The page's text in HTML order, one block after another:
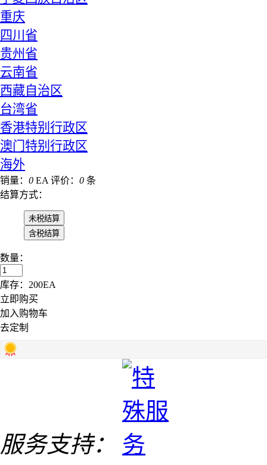
重庆
四川省
贵州省
云南省
西藏自治区
台湾省
香港特别行政区
澳门特别行政区
海外
销量： 0 EA 评价： 0 条
结算方式：
数量：
库存： 200EA
立即购买
加入购物车
去定制
服务支持：